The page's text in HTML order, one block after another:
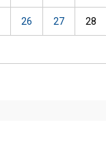
26 27 28